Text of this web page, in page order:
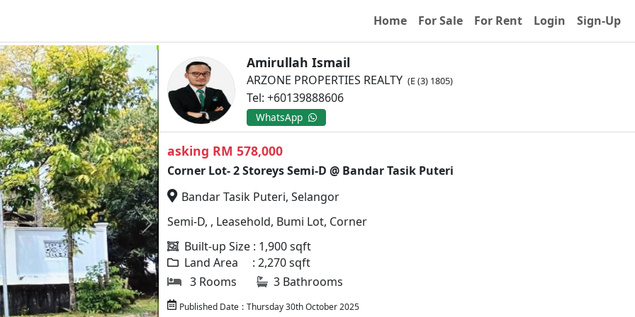
Home For Sale For Rent Login Sign-Up
Next
Amirullah Ismail
ARZONE PROPERTIES REALTY (E (3) 1805)
Tel: +60139888606
WhatsApp
asking RM 578,000
Corner Lot- 2 Storeys Semi-D @ Bandar Tasik Puteri
Bandar Tasik Puteri, Selangor
Semi-D, , Leasehold, Bumi Lot, Corner
Built-up Size : 1,900 sqft
Land Area : 2,270 sqft
3 Rooms
3 Bathrooms
Published Date : Thursday 30th October 2025